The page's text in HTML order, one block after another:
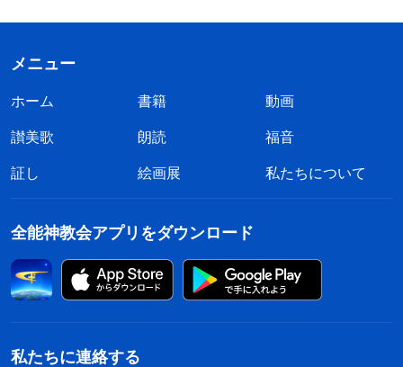
メニュー
ホーム 書籍
動画
讃美歌
朗読
福音
証し
絵画展 私たちについて
全能神教会アプリをダウンロード
私たちに連絡する